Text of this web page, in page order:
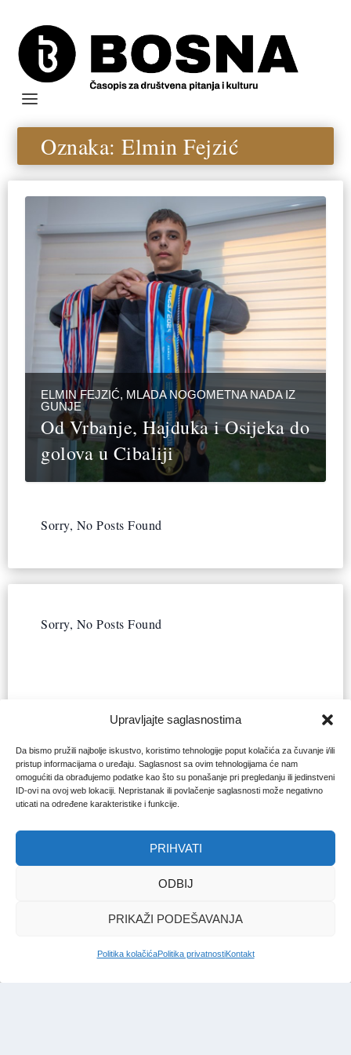
Upravljajte saglasnostima
Da bismo pružili najbolje iskustvo, koristimo tehnologije poput kolačića za čuvanje i/ili
pristup informacijama o uređaju. Saglasnost sa ovim tehnologijama će nam
omogućiti da obrađujemo podatke kao što su ponašanje pri pregledanju ili jedinstveni
ID-ovi na ovoj web lokaciji. Nepristanak ili povlačenje saglasnosti može negativno
uticati na određene karakteristike i funkcije.
PRIHVATI
ODBIJ
PRIKAŽI PODEŠAVANJA
Politika kolačićaPolitika privatnostiKontakt
Oznaka:Elmin Fejzić
ELMIN FEJZIĆ, MLADA NOGOMETNA NADA IZ
GUNJE
Od Vrbanje, Hajduka i Osijeka do
golova u Cibaliji
Sorry, No Posts Found
Sorry, No Posts Found